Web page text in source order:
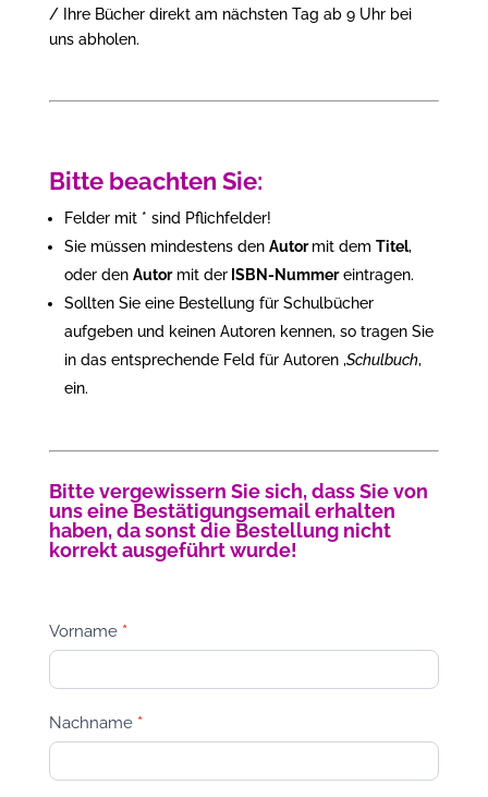
/ Ihre Bücher direkt am nächsten Tag ab 9 Uhr bei
uns abholen.
Bitte beachten Sie:
Felder mit * sind Pflichfelder!
Sie müssen mindestens den Autormit dem Titel,
oder den Autor mit derISBN-Nummer eintragen.
Sollten Sie eine Bestellung für Schulbücher
aufgeben und keinen Autoren kennen, so tragen Sie
in das entsprechende Feld für Autoren ‚Schulbuch‚
ein.
Bitte vergewissern Sie sich, dass Sie von
uns eine Bestätigungsemail erhalten
haben, da sonst die Bestellung nicht
korrekt ausgeführt wurde!
Anfrage
Vorname *
Nachname *
I
f
y
u
r